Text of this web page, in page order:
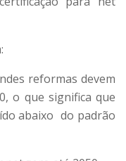
reformas devem
o que significa que
abaixo do padrão